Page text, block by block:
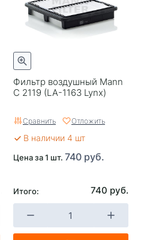
Фильтр воздушный Mann
C 2119 (LA-1163 Lynx)
Сравнить Отложить
В наличии 4 шт
Цена за 1 шт. 740 руб.
Итого: 740 руб.